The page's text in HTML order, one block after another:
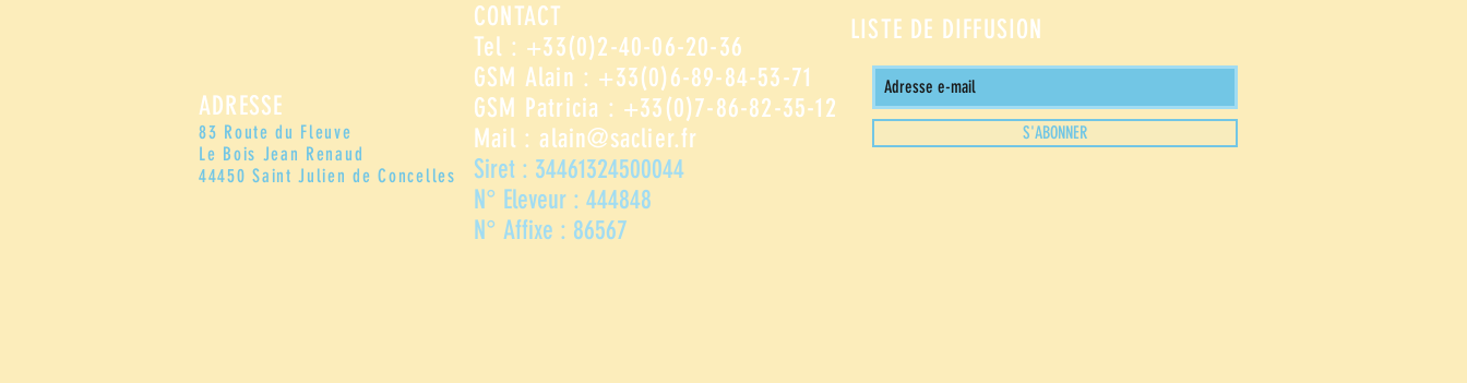
ADRESSE
83 Route du Fleuve
Le Bois Jean Renaud
44450 Saint Julien de Concelles
CONTACT
Tel : +33(0)2-40-06-20-36
GSM Alain : +33(0)6-89-84-53-71
GSM Patricia : +33(0)7-86-82-35-12
Mail : alain@saclier.fr
Siret : 34461324500044
N° Eleveur : 444848
N° Affixe : 86567
LISTE DE DIFFUSION
S'ABONNER